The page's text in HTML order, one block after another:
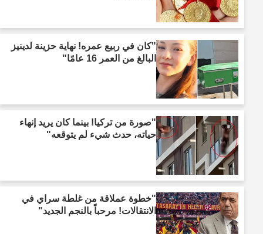
"كان في ربيع عمره! نهاية حزينة لدينيز
البالغ من العمر 16 عامًا"
"صورة من تركيا! بينما كان يريد إنهاء
حياته، حدث شيء لم يتوقعه"
"خطوة عملاقة من غلطة سراي في
الانتقالات! مرحباً بالنجم الجديد"